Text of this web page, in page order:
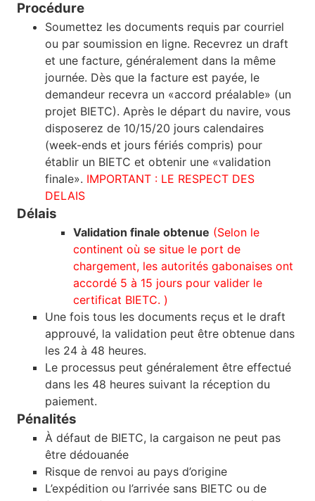
Procédure
Soumettez les documents requis par courriel
ou par soumission en ligne. Recevrez un draft
et une facture, généralement dans la même
journée. Dès que la facture est payée, le
demandeur recevra un «accord préalable» (un
projet BIETC). Après le départ du navire, vous
disposerez de 10/15/20 jours calendaires
(week-ends et jours fériés compris) pour
établir un BIETC et obtenir une «validation
finale». IMPORTANT : LE RESPECT DES
DELAIS
Délais
Validation finale obtenue (Selon le
continent où se situe le port de
chargement, les autorités gabonaises ont
accordé 5 à 15 jours pour valider le
certificat BIETC. )
Une fois tous les documents reçus et le draft
approuvé, la validation peut être obtenue dans
les 24 à 48 heures.
Le processus peut généralement être effectué
dans les 48 heures suivant la réception du
paiement.
Pénalités
À défaut de BIETC, la cargaison ne peut pas
être dédouanée
Risque de renvoi au pays d’origine
L’expédition ou l’arrivée sans BIETC ou de